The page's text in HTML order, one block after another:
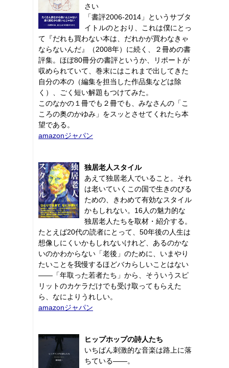
さい
「書評2006-2014」というサブタ
イトルのとおり、これは僕にとっ
て『だれも買わない本は、だれかが買わなきゃ
ならないんだ』（2008年）に続く、２冊めの書
評集。ほぼ80冊分の書評というか、リポートが
収められていて、巻末にはこれまで出してきた
自分の本の（編集を担当した作品集などは除
く）、ごく短い解題もつけてみた。
このなかの１冊でも２冊でも、みなさんの「こ
ころの奥のかゆみ」をスッとさせてくれたら本
望である。
amazonジャパン
独居老人スタイル
あえて独居老人でいること。それ
は老いていくこの国で生きのびる
ための、きわめて有効なスタイル
かもしれない。16人の魅力的な
独居老人たちを取材・紹介する。
たとえば20代の読者にとって、50年後の人生は
想像しにくいかもしれないけれど、あるのかな
いのかわからない「老後」のために、いまやり
たいことを我慢するほどバカらしいことはない
――「年取った若者たち」から、そういうスピ
リットのカケラだけでも受け取ってもらえた
ら、なによりうれしい。
amazonジャパン
ヒップホップの詩人たち
いちばん刺激的な音楽は路上に落
ちている――。